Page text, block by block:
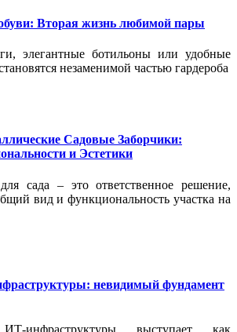
Вторая жизнь любимой пары
элегантные ботильоны или удобные
незаменимой частью гардероба
Садовые Заборчики:
и Эстетики
сада – это ответственное решение,
вид и функциональность участка на
невидимый фундамент
инфраструктуры выступает как